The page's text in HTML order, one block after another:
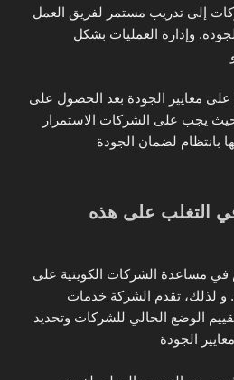
إلى تدريب مستمر لفريق العمل
وإدارة العمليات بشكل
على معايير الجودة بعد الحصول على
حيث يجب على الشركات الاستمرار
بانتظام لضمان الجودة
التغلب على هذه
في مساعدة الشركات الكويتية على
و لذلك، تقدم الشركة خدمات
الوضع الحالي للشركات وتحديد
الجودة